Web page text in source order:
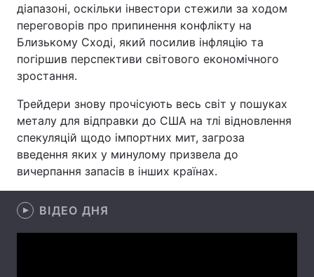
Техно і зв'язок Лайт
Зброя Інциденти
Цікавинки Погода
Екологія Регіони
Лонгріди
Відео з Youtube
діапазоні, оскільки інвестори стежили за ходом
переговорів про припинення конфлікту на
Близькому Сході, який посилив інфляцію та
погіршив перспективи світового економічного
зростання.
Трейдери знову прочісують весь світ у пошуках
металу для відправки до США на тлі відновлення
спекуляцій щодо імпортних мит, загроза
введення яких у минулому призвела до
вичерпання запасів в інших країнах.
ВІДЕО ДНЯ